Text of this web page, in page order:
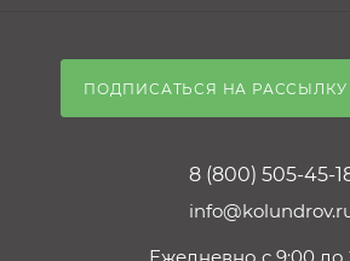
ПОДПИСАТЬСЯ НА РАССЫЛКУ
8 (800) 505-45-